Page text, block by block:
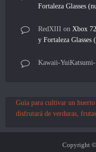
Fortaleza Glasses
RedXIII onXbox
y Fortaleza Glasses
Kawaii-YuiKatsumi-
Guía para cultivar un
disfrutará de verduras,
Copyright